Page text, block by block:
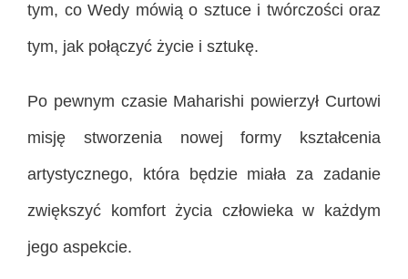
tym, co Wedy mówią o sztuce i twórczości oraz
tym, jak połączyć życie i sztukę.
Po pewnym czasie Maharishi powierzył Curtowi
misję stworzenia nowej formy kształcenia
artystycznego, która będzie miała za zadanie
zwiększyć komfort życia człowieka w każdym
jego aspekcie.